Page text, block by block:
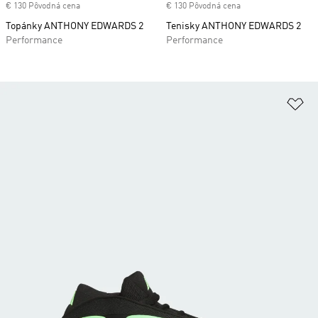
€ 130 Pôvodná cena
Topánky ANTHONY EDWARDS 2
Performance
€ 130 Pôvodná cena
Tenisky ANTHONY EDWARDS 2
Performance